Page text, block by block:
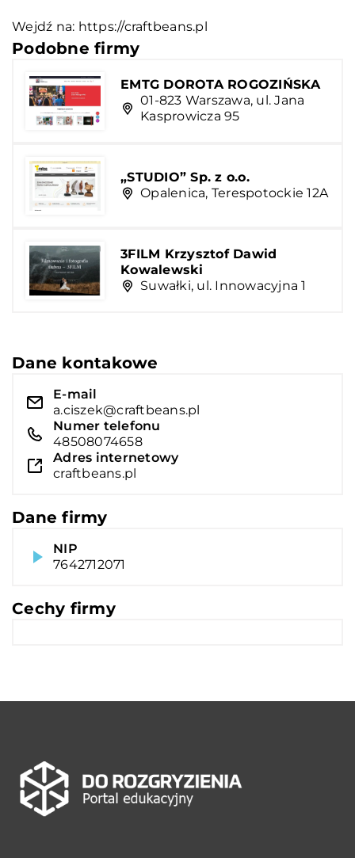
Wejdź na: https://craftbeans.pl
Podobne firmy
EMTG DOROTA ROGOZIŃSKA
01-823 Warszawa, ul. Jana
Kasprowicza 95
„STUDIO” Sp. z o.o.
Opalenica, Terespotockie 12A
3FILM Krzysztof Dawid
Kowalewski
Suwałki, ul. Innowacyjna 1
Dane kontakowe
E-mail
a.ciszek@craftbeans.pl
Numer telefonu
48508074658
Adres internetowy
craftbeans.pl
Dane firmy
NIP
7642712071
Cechy firmy